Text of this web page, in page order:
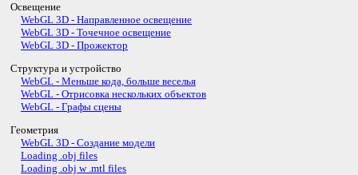
Освещение
WebGL 3D - Направленное освещение
WebGL 3D - Точечное освещение
WebGL 3D - Прожектор
Структура и устройство
WebGL - Меньше кода, больше веселья
WebGL - Отрисовка нескольких объектов
WebGL - Графы сцены
Геометрия
WebGL 3D - Создание модели
Loading .obj files
Loading .obj w .mtl files